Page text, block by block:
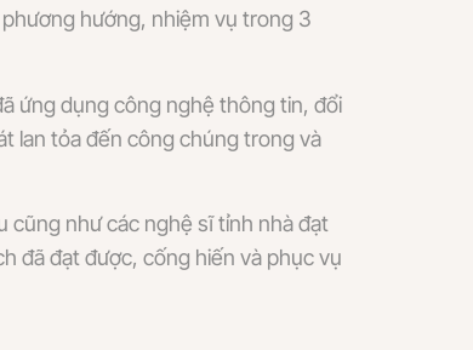
hướng, nhiệm vụ trong 3
ứng dụng công nghệ thông tin, đổi
lan tỏa đến công chúng trong và
cũng như các nghệ sĩ tỉnh nhà đạt
đã đạt được, cống hiến và phục vụ